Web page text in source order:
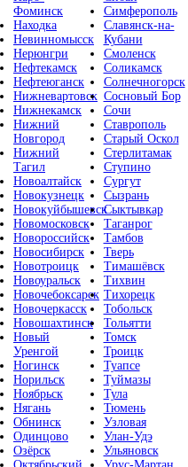
Фоминск
Находка
Невинномысск
Нерюнгри
Нефтекамск
Нефтеюганск
Нижневартовск
Нижнекамск
Нижний
Новгород
Нижний
Тагил
Новоалтайск
Новокузнецк
Новокуйбышевск
Новомосковск
Новороссийск
Новосибирск
Новотроицк
Новоуральск
Новочебоксарск
Новочеркасск
Новошахтинск
Новый
Уренгой
Ногинск
Норильск
Ноябрьск
Нягань
Обнинск
Одинцово
Озёрск
Симферополь
Славянск-на-
Кубани
Смоленск
Соликамск
Солнечногорск
Сосновый Бор
Сочи
Ставрополь
Старый Оскол
Стерлитамак
Ступино
Сургут
Сызрань
Сыктывкар
Таганрог
Тамбов
Тверь
Тимашёвск
Тихвин
Тихорецк
Тобольск
Тольятти
Томск
Троицк
Туапсе
Туймазы
Тула
Тюмень
Узловая
Улан-Удэ
Ульяновск